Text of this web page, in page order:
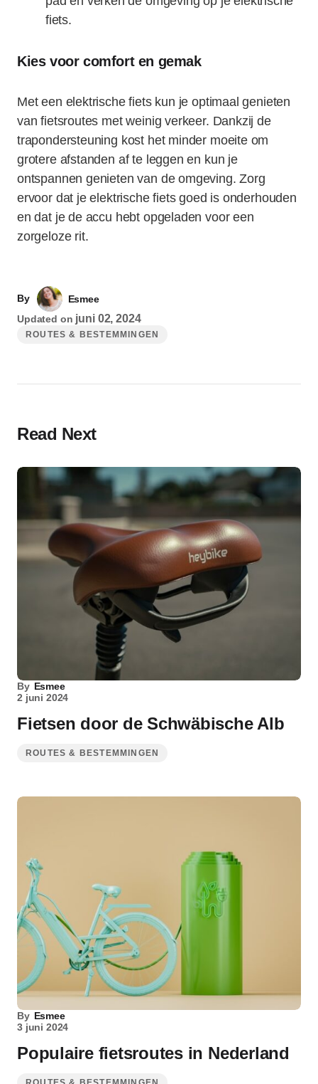
fiets.
Kies voor comfort en gemak
Met een elektrische fiets kun je optimaal genieten
van fietsroutes met weinig verkeer. Dankzij de
trapondersteuning kost het minder moeite om
grotere afstanden af te leggen en kun je
ontspannen genieten van de omgeving. Zorg
ervoor dat je elektrische fiets goed is onderhouden
en dat je de accu hebt opgeladen voor een
zorgeloze rit.
By
Esmee
Updated on juni 02, 2024
ROUTES & BESTEMMINGEN
Read Next
By Esmee
2 juni 2024
Fietsen door de Schwäbische Alb
ROUTES & BESTEMMINGEN
By Esmee
3 juni 2024
Populaire fietsroutes in Nederland